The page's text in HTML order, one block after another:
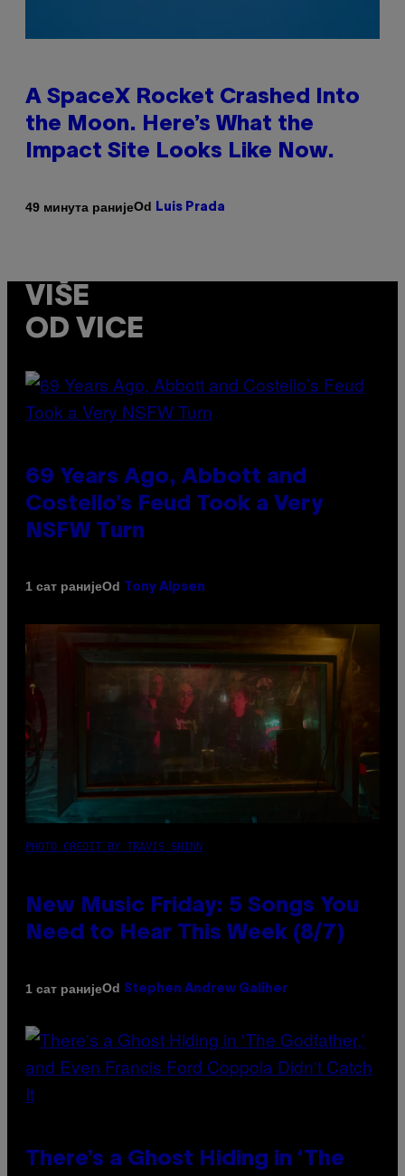
A SpaceX Rocket Crashed Into
the Moon. Here’s What the
Impact Site Looks Like Now.
49 минута ранијеOd Luis Prada
VIŠE
OD VICE
69 Years Ago, Abbott and
Costello’s Feud Took a Very
NSFW Turn
1 сат ранијеOd Tony Alpsen
PHOTO CREDIT BY TRAVIS SHINN
New Music Friday: 5 Songs You
Need to Hear This Week (8/7)
1 сат ранијеOd Stephen Andrew Galiher
There’s a Ghost Hiding in ‘The